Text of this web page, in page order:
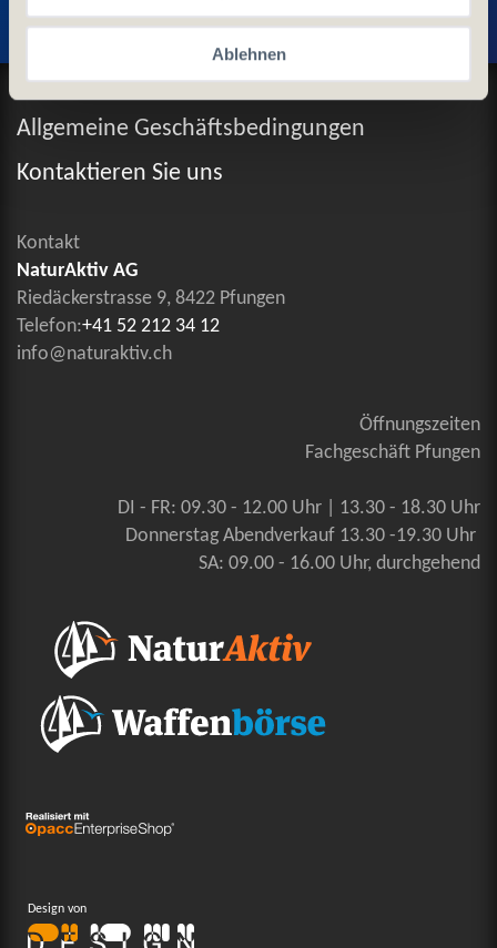
Ablehnen
Datenschutz und Cookie-Richtlinien
Allgemeine Geschäftsbedingungen
Kontaktieren Sie uns
Kontakt
NaturAktiv AG
Riedäckerstrasse 9, 8422 Pfungen
Telefon:+41 52 212 34 12
info@naturaktiv.ch
Öffnungszeiten
Fachgeschäft Pfungen
DI - FR: 09.30 - 12.00 Uhr | 13.30 - 18.30 Uhr
Donnerstag Abendverkauf 13.30 -19.30 Uhr
SA: 09.00 - 16.00 Uhr, durchgehend
Design von